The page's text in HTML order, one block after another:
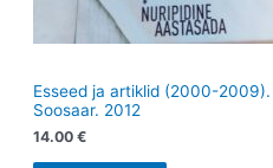
Esseed ja artiklid (2000-
Soosaar. 2012
14.00 €